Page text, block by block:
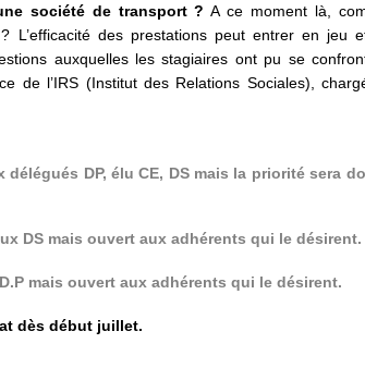
société de transport ? A ce moment là,
L’efficacité des prestations peut entrer en jeu
auxquelles les stagiaires ont pu se
de l’IRS (Institut des Relations Sociales),
délégués DP, élu CE, DS mais la priorité sera
DS mais ouvert aux adhérents qui le désirent.
mais ouvert aux adhérents qui le désirent.
dès début juillet.